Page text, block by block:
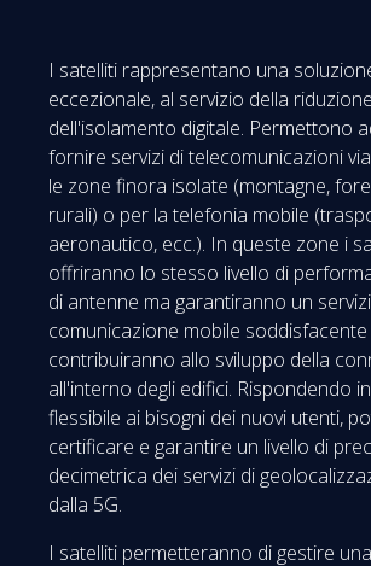
I satelliti rappresentano una
eccezionale, al servizio della
dell'isolamento digitale. Permettono
fornire servizi di telecomunicazioni
le zone finora isolate (montagne,
rurali) o per la telefonia mobile
aeronautico, ecc.). In queste zone i
offriranno lo stesso livello di
di antenne ma garantiranno un
comunicazione mobile soddisfacente
contribuiranno allo sviluppo della
all'interno degli edifici. Rispondendo
flessibile ai bisogni dei nuovi utenti,
certificare e garantire un livello di
decimetrica dei servizi di
dalla 5G.
I satelliti permetteranno di gestire